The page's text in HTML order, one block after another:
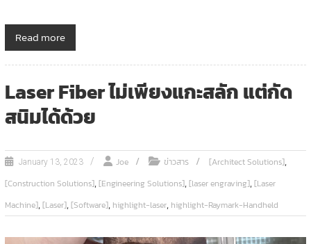
Read more
Laser Fiber ไม่เพียงแกะสลัก แต่กัด
สนิมได้ด้วย
January 13, 2023 Joe ข่าวสาร [Architect Solutions],
[Construction Solutions],[Engineering Solutions],[laser engraving],[Laser
Machine],[Laser],[Software], highlight-laser, highlight-Raymark-Handheld